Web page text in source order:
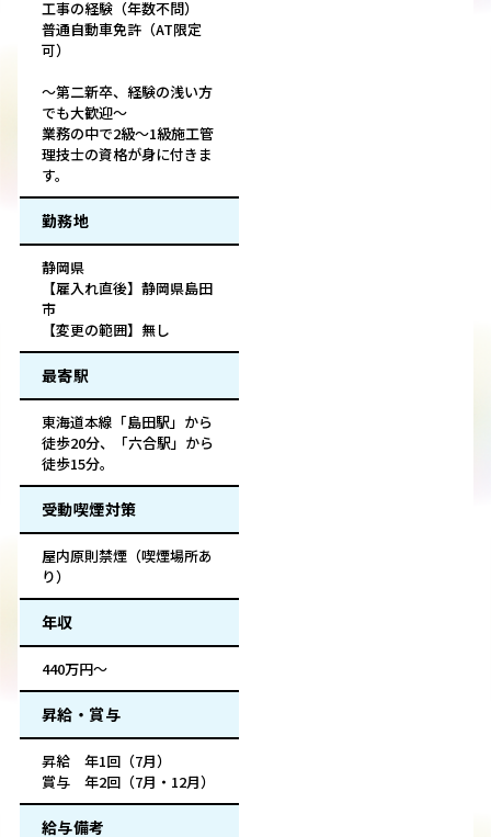
工事の経験（年数不問）
普通自動車免許（AT限定
可）
～第二新卒、経験の浅い方
でも大歓迎～
業務の中で2級～1級施工管
理技士の資格が身に付きま
す。
勤務地
静岡県
【雇入れ直後】静岡県島田
市
【変更の範囲】無し
最寄駅
東海道本線「島田駅」から
徒歩20分、「六合駅」から
徒歩15分。
受動喫煙対策
屋内原則禁煙（喫煙場所あ
り）
年収
440万円～
昇給・賞与
昇給 年1回（7月）
賞与 年2回（7月・12月）
給与備考